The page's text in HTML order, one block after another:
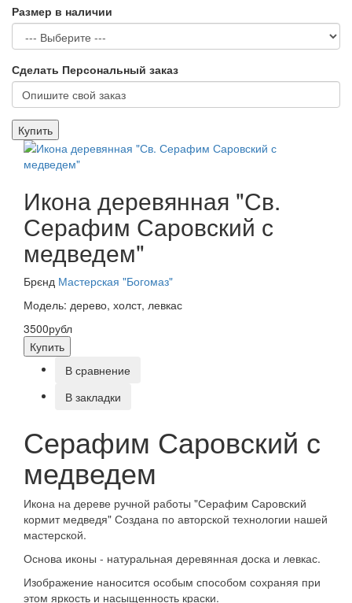
Размер в наличии
Сделать Персональный заказ
Купить
Икона деревянная "Св.
Серафим Саровский с
медведем"
Брєнд Мастерская "Богомаз"
Модель: дерево, холст, левкас
3500рубл
Купить
В сравнение
В закладки
Серафим Саровский с
медведем
Икона на дереве ручной работы "Серафим Саровский
кормит медведя" Создана по авторской технологии нашей
мастерской.
Основа иконы - натуральная деревянная доска и левкас.
Изображение наносится особым способом сохраняя при
этом яркость и насыщенность краски.